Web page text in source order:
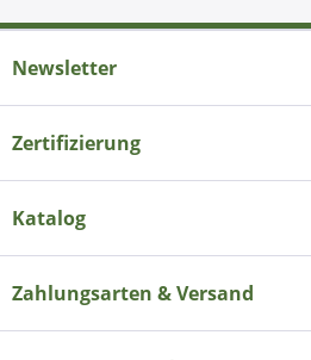
Newsletter
Zertifizierung
Katalog
Zahlungsarten & Versand